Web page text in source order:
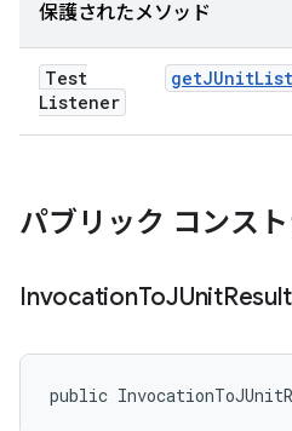
保護されたメソッド
Test
Listener
getJUnit
パブリック コンス
InvocationToJUnitResult
public